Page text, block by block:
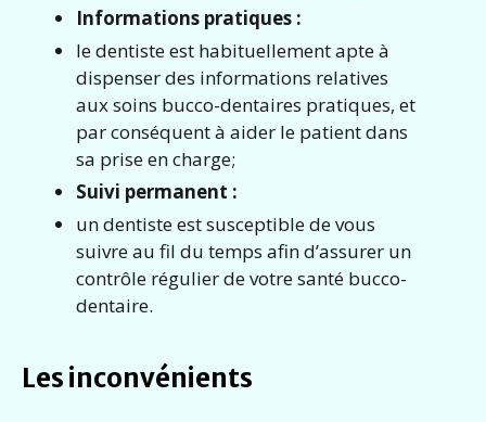
Informations pratiques :
le dentiste est habituellement apte à
dispenser des informations relatives
aux soins bucco-dentaires pratiques, et
par conséquent à aider le patient dans
sa prise en charge;
Suivi permanent :
un dentiste est susceptible de vous
suivre au fil du temps afin d’assurer un
contrôle régulier de votre santé bucco-
dentaire.
Les inconvénients